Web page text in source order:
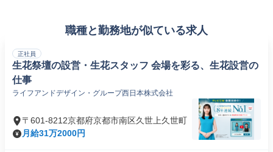
職種と勤務地が似ている求人
正社員
生花祭壇の設営・生花スタッフ 会場を彩る、生花設営の
仕事
ライフアンドデザイン・グループ西日本株式会社
〒601-8212京都府京都市南区久世上久世町
月給31万2000円